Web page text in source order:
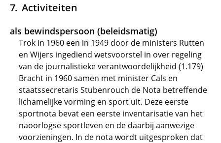
Activiteiten
als bewindspersoon (beleidsmatig)
Trok in 1960 een in 1949 door de ministers Rutten
en Wijers ingediend wetsvoorstel in over regeling
van de journalistieke verantwoordelijkheid (1.179)
Bracht in 1960 samen met minister Cals en
staatssecretaris Stubenrouch de Nota betreffende
lichamelijke vorming en sport uit. Deze eerste
sportnota bevat een eerste inventarisatie van het
naoorlogse sportleven en de daarbij aanwezige
voorzieningen. In de nota wordt uitgesproken dat